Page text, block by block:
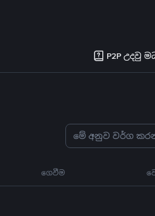
P2P උදවු
මේ අනුව වර්ග
ගෙවීම